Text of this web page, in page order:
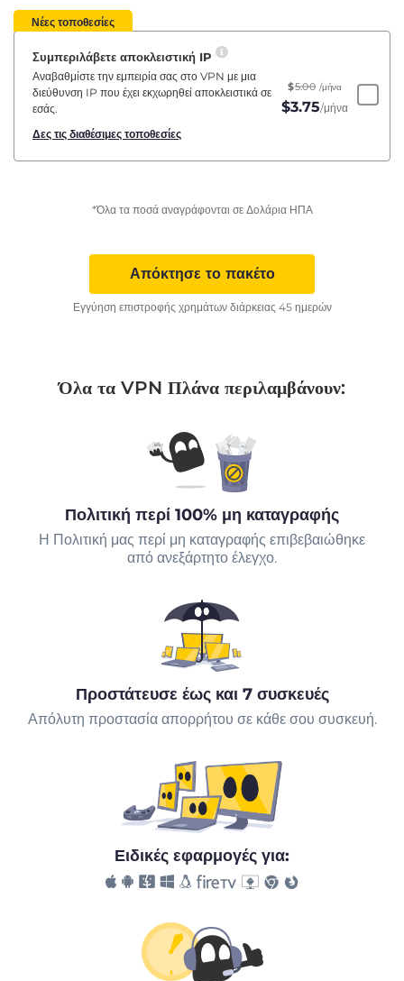
Νέες τοποθεσίες
Συμπεριλάβετε αποκλειστική IP
Αναβαθμίστε την εμπειρία σας στο VPN με μια
διεύθυνση IP που έχει εκχωρηθεί αποκλειστικά σε
εσάς.
Δες τις διαθέσιμες τοποθεσίες
$5.00 /μήνα
$3.75/μήνα
*Όλα τα ποσά αναγράφονται σε Δολάρια ΗΠΑ
Απόκτησε το πακέτο
Εγγύηση επιστροφής χρημάτων διάρκειας 45 ημερών
Όλα τα VPN Πλάνα περιλαμβάνουν:
Πολιτική περί 100% μη καταγραφής
Η Πολιτική μας περί μη καταγραφής επιβεβαιώθηκε
από ανεξάρτητο έλεγχο.
Προστάτευσε έως και 7 συσκευές
Απόλυτη προστασία απορρήτου σε κάθε σου συσκευή.
Ειδικές εφαρμογές για: